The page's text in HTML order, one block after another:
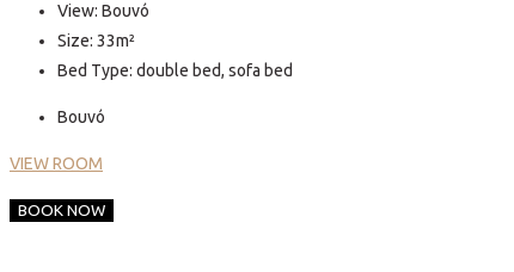
View: Βουνό
Size: 33m²
Bed Type: double bed, sofa bed
Βουνό
VIEW ROOM
BOOK NOW